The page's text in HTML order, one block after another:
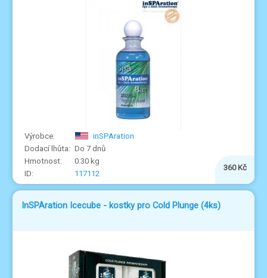
inSPAration
Do 7 dnů
0.30 kg
117112
360 Kč
InSPAration Icecube - kostky pro Cold Plunge (4ks)